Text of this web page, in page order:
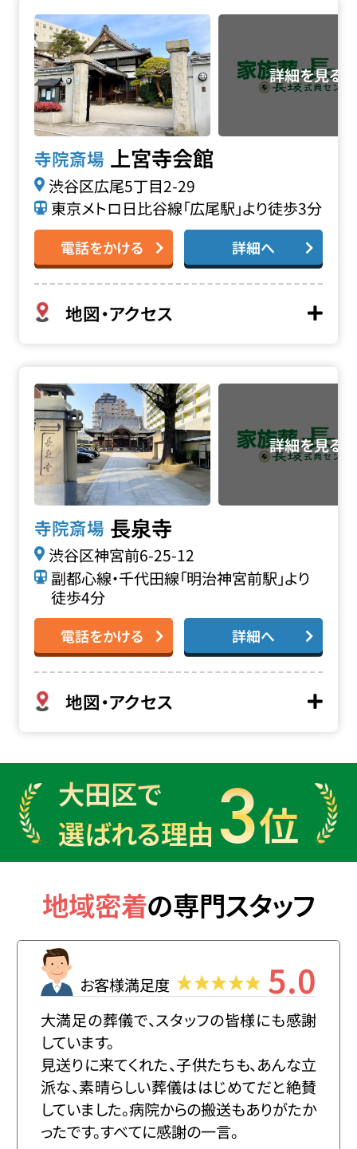
寺院斎場 上宮寺会館
渋谷区広尾5丁目2-29
東京メトロ日比谷線「広尾駅」より徒歩3分
電話をかける 詳細へ
地図・アクセス
寺院斎場 長泉寺
渋谷区神宮前6-25-12
副都心線・千代田線「明治神宮前駅」より
徒歩4分
電話をかける 詳細へ
地図・アクセス
長泉寺の詳細へ
大田区で
選ばれる理由 3位
地域密着の専門スタッフ
お客様満足度 5.0
大満足の葬儀で、スタッフの皆様にも感謝
しています。
見送りに来てくれた、子供たちも、あんな立
派な、素晴らしい葬儀ははじめてだと絶賛
していました。病院からの搬送もありがたか
ったです。すべてに感謝の一言。